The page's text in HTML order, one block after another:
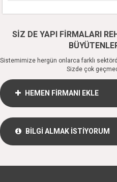
SİZ DE YAPI FİRMALARI
Sistemimize hergün onlarca farklı
Sizde çok
HEMEN FİRMANI EKLE
BİLGİ ALMAK İSTİYORUM